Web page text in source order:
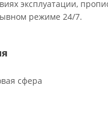
эксплуатации,
режиме 24/7.
сфера